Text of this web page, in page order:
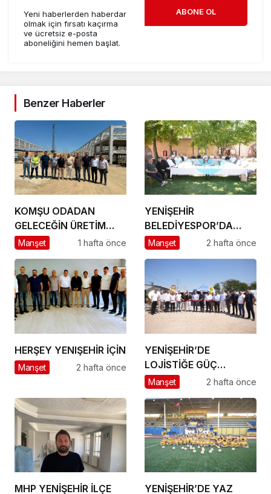
Yeni haberlerden haberdar
olmak için fırsatı kaçırma
ve ücretsiz e-posta
aboneliğini hemen başlat.
ABONE OL
Benzer Haberler
KOMŞU ODADAN
GELECEĞİN ÜRETİM
ÜSSÜ YESAN’A
Manşet 1 hafta önce
YENİŞEHİR
BELEDİYESPOR’DA
GÜÇLÜ YÖNETİM,
Manşet 2 hafta önce
HERŞEY YENIŞEHİR İÇİN
Manşet 2 hafta önce
YENİŞEHİR’DE
LOJİSTİĞE GÜÇ
KATACAK ADIM
Manşet 2 hafta önce
MHP YENİŞEHİR İLÇE
YENİŞEHİR’DE YAZ